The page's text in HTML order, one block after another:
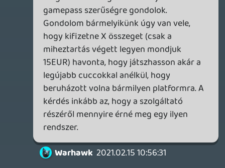
Kérdés, hogy ezen ismerősök a játékosok
hány százalékát teszik ki...
Warhawk 2021.02.13 07:51:52
Necroman Mk2 2021.02.14 12:41:35 #1vnt5
Ahogy korábban is leírtam már, a Stadia-t
három dolog mentheti meg:
- A Pro előfizetési csomag összevonása a
YT Premiummal.
- Ingyenes havi játékok, de a pályatöltés és
elhalálozás esetén rövid, elnyomhatatlan
reklámokat kell nézni. (Természetesen a
program megvásárlásakor ez eltűnne.)
- Natív Android TV app kiadása.
Információk Oké, értem és elfogadom!